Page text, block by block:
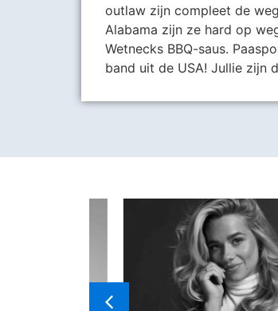
outlaw zijn compleet de
Alabama zijn ze hard op
Wetnecks BBQ-saus.
band uit de USA! Jullie zijn